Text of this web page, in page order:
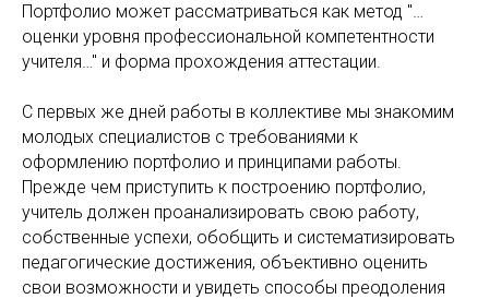
Портфолио может рассматриваться как метод "…
оценки уровня профессиональной компетентности
учителя…" и форма прохождения аттестации.
С первых же дней работы в коллективе мы знакомим
молодых специалистов с требованиями к
оформлению портфолио и принципами работы.
Прежде чем приступить к построению портфолио,
учитель должен проанализировать свою работу,
собственные успехи, обобщить и систематизировать
педагогические достижения, объективно оценить
свои возможности и увидеть способы преодоления